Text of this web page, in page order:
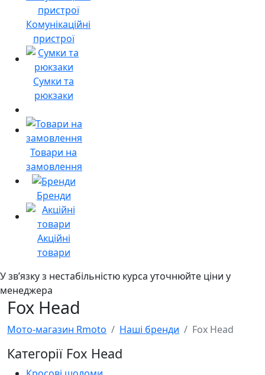
Комунікаційні
пристрої
Сумки та
рюкзаки
Товари на
замовлення
Бренди
Акційні
товари
У звʼязку з нестабільністю курса уточнюйте ціни у
менеджера
Fox Head
Мото-магазин Rmoto Наші бренди Fox Head
Категорії Fox Head